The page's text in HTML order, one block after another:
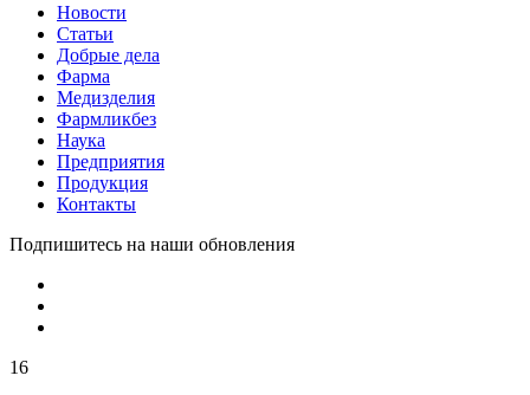
Новости
Статьи
Добрые дела
Фарма
Медизделия
Фармликбез
Наука
Предприятия
Продукция
Контакты
Подпишитесь на наши обновления
16